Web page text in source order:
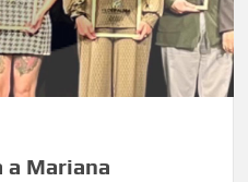
a Mariana